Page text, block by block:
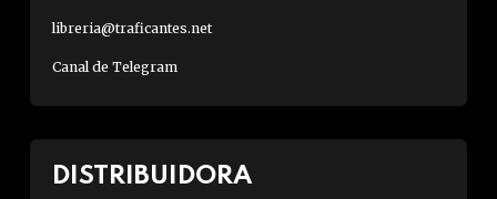
libreria@traficantes.net
Canal de Telegram
DISTRIBUIDORA